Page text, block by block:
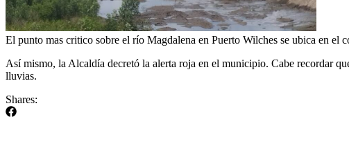
El punto mas critico sobre el río Magdalena en Puerto Wilches se ubica en el
Así mismo, la Alcaldía decretó la alerta roja en el municipio. Cabe recordar
lluvias.
Shares: